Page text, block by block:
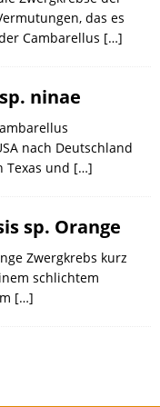
das es
Cambarellus […]
ninae
nach Deutschland
Texas und […]
sp. Orange
Zwergkrebs kurz
schlichtem
[…]